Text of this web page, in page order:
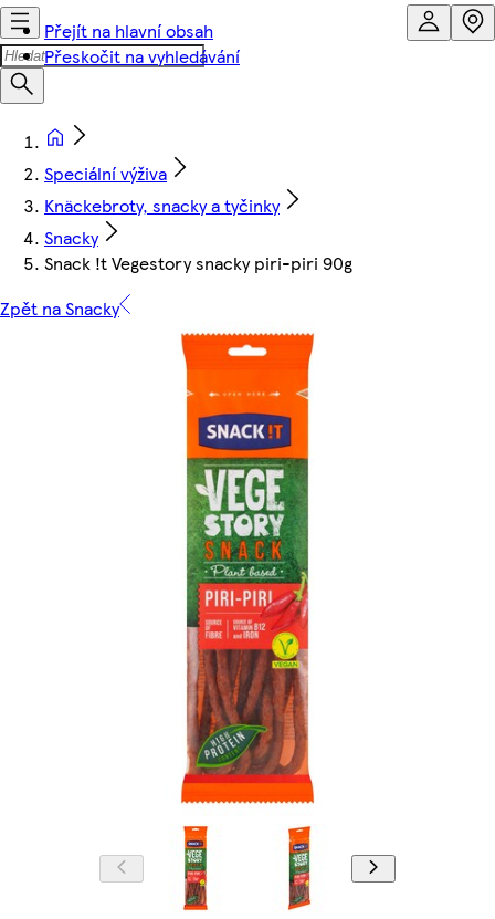
Přejít na hlavní obsah
Přeskočit na vyhledávání
Speciální výživa
Knäckebroty, snacky a tyčinky
Snacky
Snack !t Vegestory snacky piri-piri 90g
Zpět na Snacky